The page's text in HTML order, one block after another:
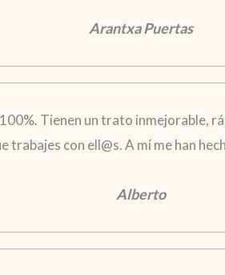
Arantxa Puertas
Tienen un trato inmejorable,
trabajes con ell@s. A mí me han
Alberto